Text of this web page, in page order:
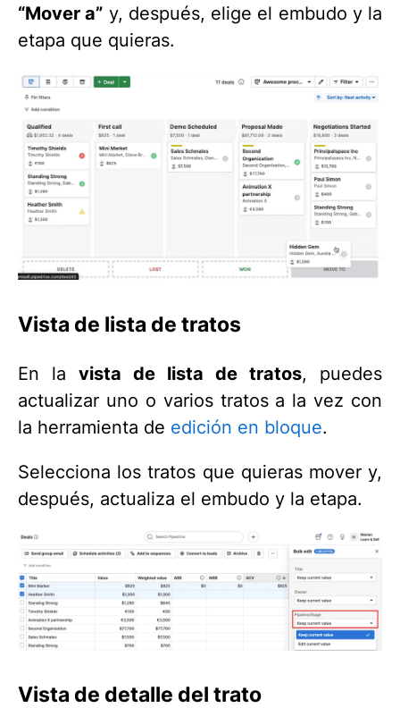
“Mover a” y, después, elige el embudo y la
etapa que quieras.
Vista de lista de tratos
En la vista de lista de tratos, puedes
actualizar uno o varios tratos a la vez con
la herramienta de edición en bloque.
Selecciona los tratos que quieras mover y,
después, actualiza el embudo y la etapa.
Vista de detalle del trato